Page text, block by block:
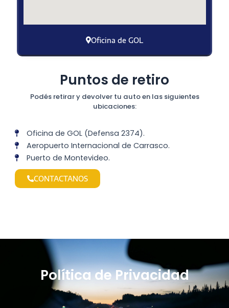
Oficina de GOL
Puntos de retiro
Podés retirar y devolver tu auto en las siguientes
ubicaciones:
Oficina de GOL (Defensa 2374).
Aeropuerto Internacional de Carrasco.
Puerto de Montevideo.
CONTACTANOS
Política de Privacidad